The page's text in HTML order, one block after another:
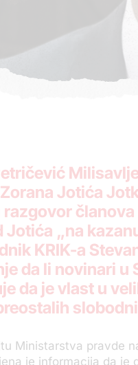
Jotića
„na
KRIK-a
da li novinari u
da je vlast u
Ministarstva pravde
je informacija da je